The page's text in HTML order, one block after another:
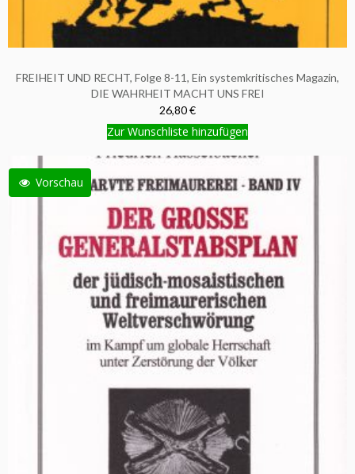
FREIHEIT UND RECHT, Folge 8-11, Ein systemkritisches Magazin,
DIE WAHRHEIT MACHT UNS FREI
26,80 €
Zur Wunschliste hinzufügen
Vorschau